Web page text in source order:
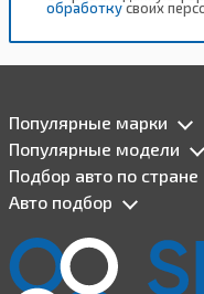
обработкусвоих
Популярные марки
Популярные модели
Подбор авто по стране
Авто подбор